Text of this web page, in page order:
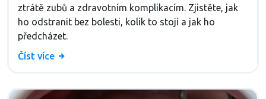
ztrátě zubů a zdravotním komplikacím. Zjistěte, jak
ho odstranit bez bolesti, kolik to stojí a jak ho
předcházet.
Číst více